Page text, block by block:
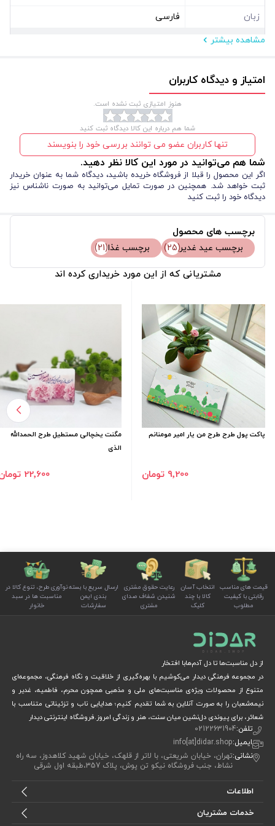
نمایید. برچسب غذا طرح عید غدیر زبان گویای شما خواهد بود تا متذکر
موعود غدیر بسته غذایی را توزیع کرده اید تا مردم نیز با این نیت
خیرخواهانه شما همراه شود و انشاالله ضمن پیوند آن افراد با وجود
مقدس حضرت حجت بن الحسن العسکری (ع)، موجبات نزدیک شدن
فرج و ظهور حضرت مهدی (عج) با الطاف الهی فراهم آید.
زبان
فارسی
مشخصات فیزیکی
شکل
مستطیل افقی
مشاهده بیشتر
امتیاز و دیدگاه کاربران
هنوز امتیازی ثبت نشده است.
شما هم درباره این کالا دیدگاه ثبت کنید
تنها کاربران عضو می توانند بررسی خود را بنویسند
شما هم می‌توانید در مورد این کالا نظر دهید.
اگر این محصول را قبلا از فروشگاه خریده باشید، دیدگاه شما به عنوان خریدار
ثبت خواهد شد. همچنین در صورت تمایل می‌توانید به صورت ناشناس نیز
دیدگاه خود را ثبت کنید
برچسب های محصول
برچسب عید غدیر(25) برچسب غذا(21)
مشتریانی که از این مورد خریداری کرده اند
پاکت پول طرح طرح من یار امیر مومنانم
9٬200 تومان
مگنت یخچالی مستطیل طرح الحمدالله
الذی
22٬600 تومان
قیمت های مناسب
رقابتی با کیفیت
مطلوب
انتخاب آسان
کالا با چند
کلیک
رعایت حقوق مشتری
شنیدن شفاف صدای
مشتری
ارسال سریع با بسته
بندی ایمن
سفارشات
نوآوری طرح، تنوع کالا در
مناسبت ها در سبد
خانوار
از دل مناسبت‌ها تا دل آدم‌هابا افتخار
در مجموعه فرهنگی دیدار می‌کوشیم با بهره‌گیری از خلاقیت و نگاه فرهنگی، مجموعه‌ای
متنوع از محصولات ویژه‌ی مناسبت‌های ملی و مذهبی همچون محرم، فاطمیه، غدیر و
نیمه‌شعبان را به صورت آنلاین به شما تقدیم کنیم؛ هدایایی ناب و تزئیناتی متناسب با
شعائر، برای پیوندی دل‌نشین میان سنت، هنر و زندگی امروز.فروشگاه اینترنتی دیدار
تلفن:02122631904
ایمیل:info[at]didar.shop
نشانی:تهران، خیابان شریعتی، با لاتر از قلهک، خیابان شهید کلاهدوز، سه راه
نشاط، جنب فروشگاه نیکو تن پوش، پلاک 357،طبقه اول شرقی
اطلاعات
خدمات مشتریان